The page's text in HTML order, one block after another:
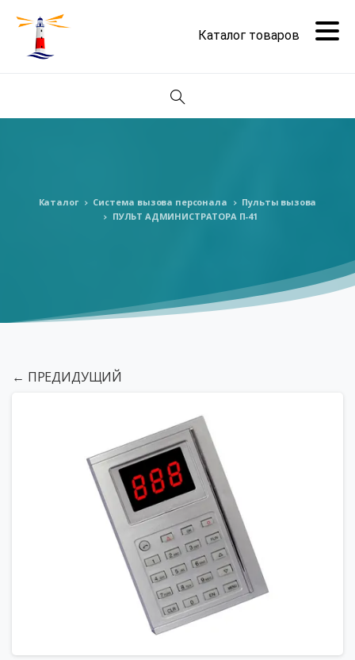
Поиск
Каталог Система вызова персонала
Пульты вызова
ПУЛЬТ АДМИНИСТРАТОРА П-41
← ПРЕДИДУЩИЙ